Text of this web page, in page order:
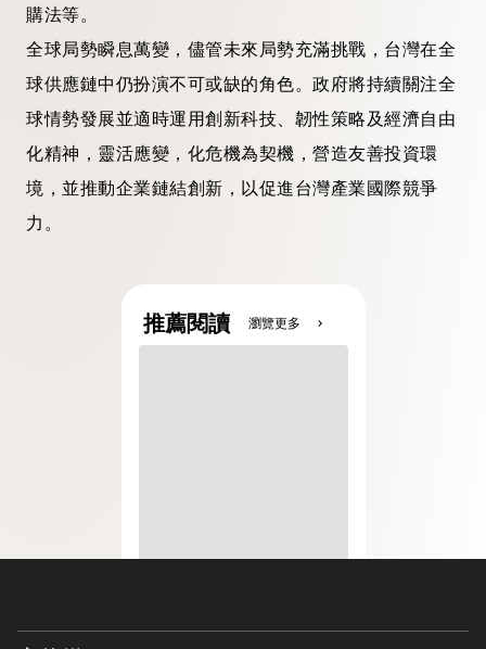
購法等。
全球局勢瞬息萬變，儘管未來局勢充滿挑戰，台灣在全
球供應鏈中仍扮演不可或缺的角色。政府將持續關注全
球情勢發展並適時運用創新科技、韌性策略及經濟自由
化精神，靈活應變，化危機為契機，營造友善投資環
境，並推動企業鏈結創新，以促進台灣產業國際競爭
力。
推薦閱讀 瀏覽更多 chevron_right